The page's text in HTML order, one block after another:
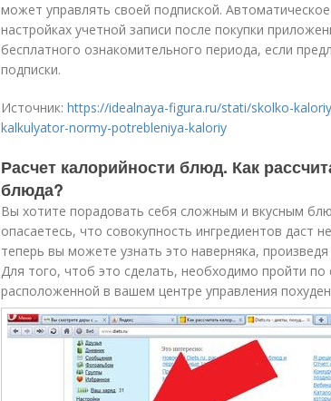
может управлять своей подпиской.
настройках учетной записи после покупки
бесплатного ознакомительного периода, если
подписки.
Источник: https://idealnaya-figura.ru/stati/skolko-
kalkulyator-normy-potrebleniya-kaloriy
Расчет калорийности блюд. Как
блюда?
Вы хотите порадовать себя сложным и вкусным
опасаетесь, что совокупность ингредиентов даст
теперь вы можете узнать это наверняка,
Для того, чтоб это сделать, необходимо пройти
расположенной в вашем центре управления